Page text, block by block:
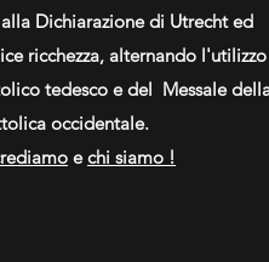
Dichiarazione di Utrecht ed
ricchezza, alternando
tedesco e del Messale
occidentale.
echi siamo !